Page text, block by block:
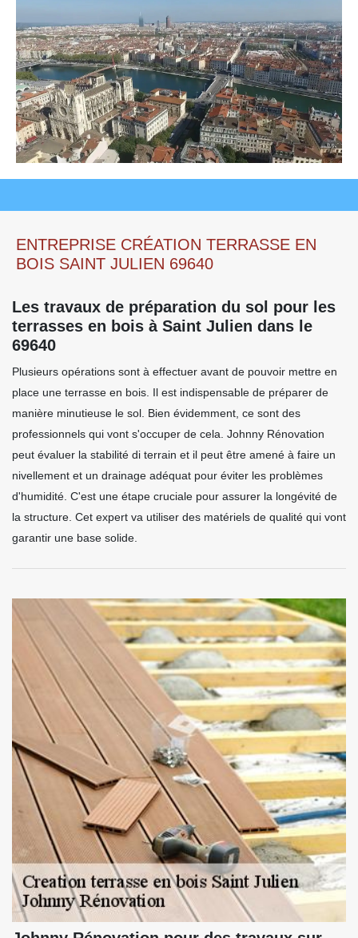
ENTREPRISE CRÉATION TERRASSE EN
BOIS SAINT JULIEN 69640
Les travaux de préparation du sol pour les
terrasses en bois à Saint Julien dans le
69640
Plusieurs opérations sont à effectuer avant de pouvoir mettre en
place une terrasse en bois. Il est indispensable de préparer de
manière minutieuse le sol. Bien évidemment, ce sont des
professionnels qui vont s'occuper de cela. Johnny Rénovation
peut évaluer la stabilité di terrain et il peut être amené à faire un
nivellement et un drainage adéquat pour éviter les problèmes
d'humidité. C'est une étape cruciale pour assurer la longévité de
la structure. Cet expert va utiliser des matériels de qualité qui vont
garantir une base solide.